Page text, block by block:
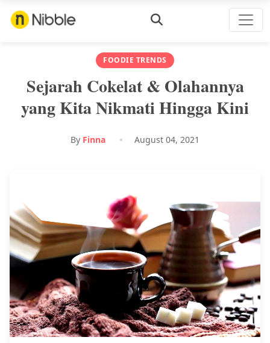
FOODIE TRENDS
Sejarah Cokelat & Olahannya
yang Kita Nikmati Hingga Kini
By Finna August 04, 2021